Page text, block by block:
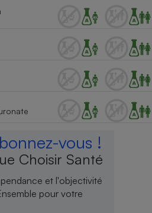
vous !
Choisir Santé
et l'objectivité
pour votre